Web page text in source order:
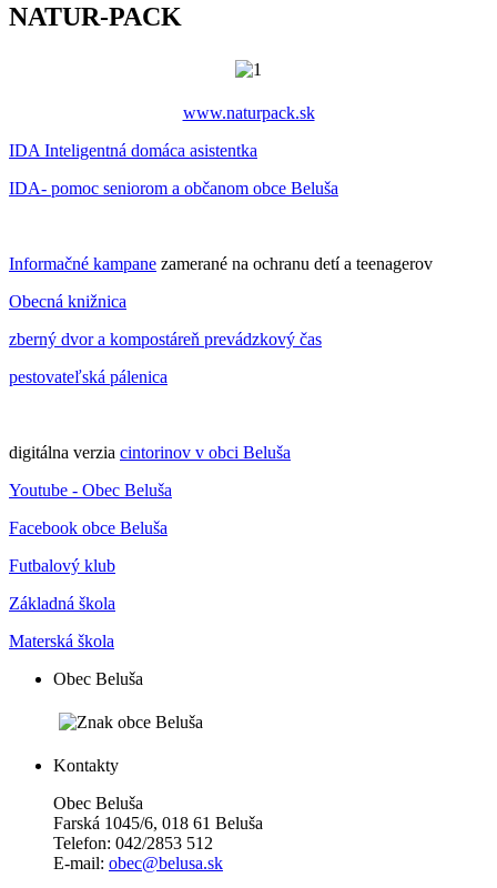
NATUR-PACK
www.naturpack.sk
IDA Inteligentná domáca asistentka
IDA- pomoc seniorom a občanom obce Beluša
Informačné kampane zamerané na ochranu detí a teenagerov
Obecná knižnica
zberný dvor a kompostáreň prevádzkový čas
pestovateľská pálenica
digitálna verzia cintorinov v obci Beluša
Youtube - Obec Beluša
Facebook obce Beluša
Futbalový klub
Základná škola
Materská škola
Obec Beluša
Kontakty
Obec Beluša
Farská 1045/6, 018 61 Beluša
Telefon: 042/2853 512
E-mail: obec@belusa.sk